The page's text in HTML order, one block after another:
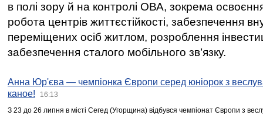
в полі зору й на контролі ОВА, зокрема освоєння
робота центрів життєстійкості, забезпечення
переміщених осіб житлом, розроблення
забезпечення сталого мобільного зв’язку.
Анна Юр'єва — чемпіонка Європи серед юніорок з
каное!
16:13
З 23 до 26 липня в місті Сегед (Угорщина) відбувся чемпіонат Європи з